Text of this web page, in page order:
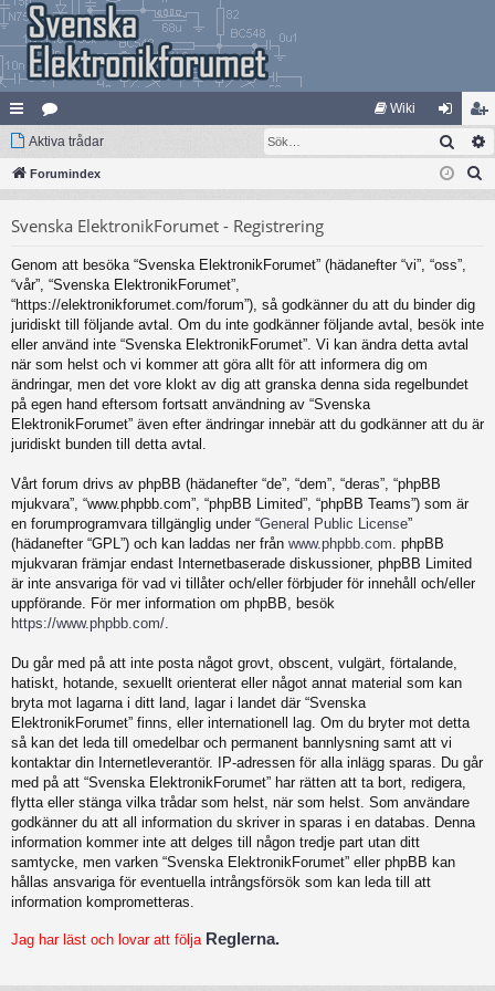
na
bb
ar
at
eg
Wiki
og
ga
li
m
Aktiva trådar Sök
Forumindex
Svenska ElektronikForumet - Registrering
Genom att besöka “Svenska ElektronikForumet” (hädanefter “vi”, “oss”,
“vår”, “Svenska ElektronikForumet”,
“https://elektronikforumet.com/forum”), så godkänner du att du binder dig
juridiskt till följande avtal. Om du inte godkänner följande avtal, besök inte
eller använd inte “Svenska ElektronikForumet”. Vi kan ändra detta avtal
när som helst och vi kommer att göra allt för att informera dig om
ändringar, men det vore klokt av dig att granska denna sida regelbundet
på egen hand eftersom fortsatt användning av “Svenska
ElektronikForumet” även efter ändringar innebär att du godkänner att du är
juridiskt bunden till detta avtal.
Vårt forum drivs av phpBB (hädanefter “de”, “dem”, “deras”, “phpBB
mjukvara”, “www.phpbb.com”, “phpBB Limited”, “phpBB Teams”) som är
en forumprogramvara tillgänglig under “General Public License”
(hädanefter “GPL”) och kan laddas ner från www.phpbb.com . phpBB
mjukvaran främjar endast Internetbaserade diskussioner, phpBB Limited
är inte ansvariga för vad vi tillåter och/eller förbjuder för innehåll och/eller
uppförande. För mer information om phpBB, besök
https://www.phpbb.com/
Du går med på att inte posta något grovt, obscent, vulgärt, förtalande,
hatiskt, hotande, sexuellt orienterat eller något annat material som kan
bryta mot lagarna i ditt land, lagar i landet där “Svenska
ElektronikForumet” finns, eller internationell lag. Om du bryter mot detta
så kan det leda till omedelbar och permanent bannlysning samt att vi
kontaktar din Internetleverantör. IP-adressen för alla inlägg sparas. Du går
med på att “Svenska ElektronikForumet” har rätten att ta bort, redigera,
flytta eller stänga vilka trådar som helst, när som helst. Som användare
godkänner du att all information du skriver in sparas i en databas. Denna
information kommer inte att delges till någon tredje part utan ditt
samtycke, men varken “Svenska ElektronikForumet” eller phpBB kan
hållas ansvariga för eventuella intrångsförsök som kan leda till att
information komprometteras.
Jag har läst och lovar att följa Reglerna.